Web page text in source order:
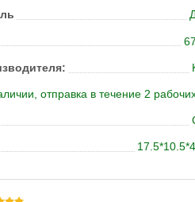
отправка в течение 2